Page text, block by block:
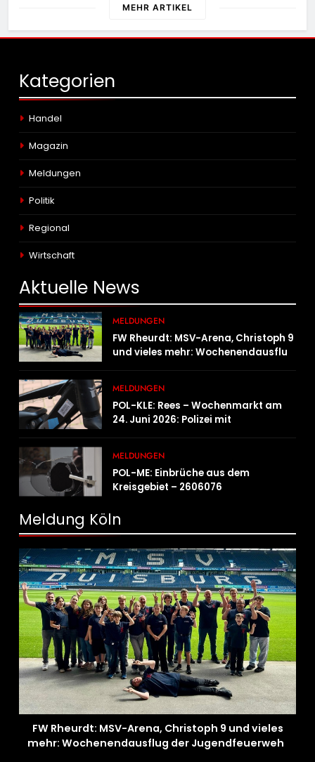
MEHR ARTIKEL
Kategorien
Handel
Magazin
Meldungen
Politik
Regional
Wirtschaft
Aktuelle News
MELDUNGEN
FW Rheurdt: MSV-Arena, Christoph 9
und vieles mehr: Wochenendausflug
MELDUNGEN
POL-KLE: Rees – Wochenmarkt am
24. Juni 2026: Polizei mit
MELDUNGEN
POL-ME: Einbrüche aus dem
Kreisgebiet – 2606076
Meldung Köln
FW Rheurdt: MSV-Arena, Christoph 9 und vieles
mehr: Wochenendausflug der Jugendfeuerwehr